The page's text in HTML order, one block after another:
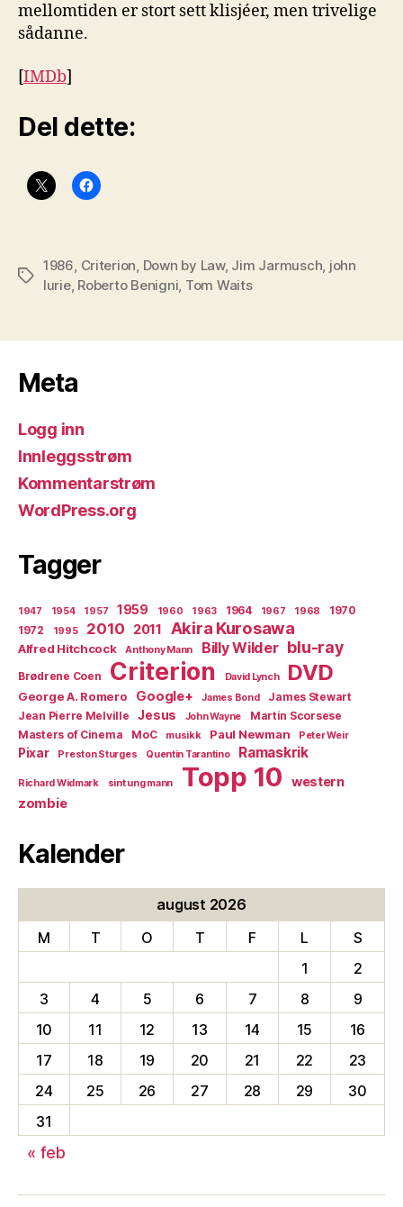
mellomtiden er stort sett klisjéer, men trivelige
sådanne.
[IMDb]
Del dette:
Stikkord
1986, Criterion, Down by Law, Jim Jarmusch, john
lurie, Roberto Benigni, Tom Waits
Meta
Logg inn
Innleggsstrøm
Kommentarstrøm
WordPress.org
Tagger
1947 1954 1957 1959 1960 1963 1964 1967 1968
1970
1972
1995 2010 2011 Akira Kurosawa
Alfred Hitchcock Anthony Mann Billy Wilder blu-ray
Brødrene Coen Criterion David Lynch DVD
George A. Romero Google+ James Bond
James Stewart
Jean Pierre Melville
Jesus John Wayne
Martin Scorsese
Masters of Cinema
MoC musikk Paul Newman Peter Weir
Pixar Preston Sturges Quentin Tarantino Ramaskrik
Richard Widmark sint ung mann Topp 10
western
zombie
Kalender
august 2026
M
T O T F L
S
1
2
3
4 5 6 7 8
9
10
11 12 13 14 15
16
17
18 19 20 21 22
23
24
25 26 27 28 29
30
31
« feb